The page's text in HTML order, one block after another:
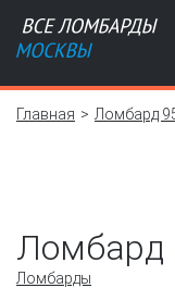
Главная Ломбард
Ломбард
Ломбарды